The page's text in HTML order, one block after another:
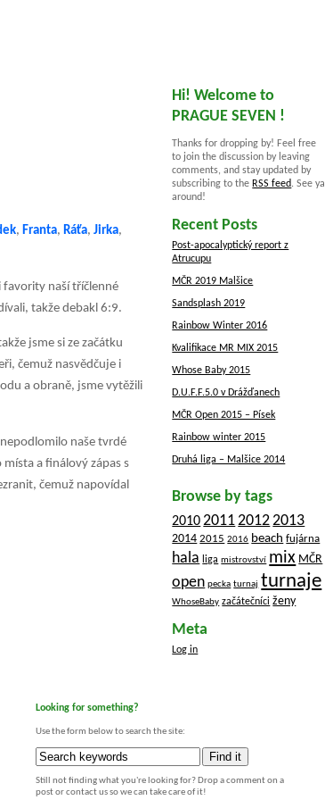
,Franta,Ráťa,Jirka,
naší tříčlenné
takže debakl 6:9.
jsme si ze začátku
čemuž nasvědčuje i
a obraně, jsme vytěžili
naše tvrdé
a finálový zápas s
čemuž napovídal
Hi! Welcome to
PRAGUE SEVEN !
Thanks for dropping by! Feel free
to join the discussion by leaving
comments, and stay updated by
subscribing to the RSS feed. See ya
around!
Recent Posts
Post-apocalyptický report z
Atrucupu
MČR 2019 Malšice
Sandsplash 2019
Rainbow Winter 2016
Kvalifikace MR MIX 2015
Whose Baby 2015
D.U.F.F.5.0 v Drážďanech
MČR Open 2015 – Písek
Rainbow winter 2015
Druhá liga – Malšice 2014
Browse by tags
2010 201120122013
2014 2015 2016 beach fujárna
hala liga mistrovství mix MČR
open pecka turnaj turnaje
WhoseBaby začátečníci ženy
Meta
Log in
Looking for something?
Use the form below to search the site:
Still not finding what you're looking for? Drop a comment on a
post or contact us so we can take care of it!